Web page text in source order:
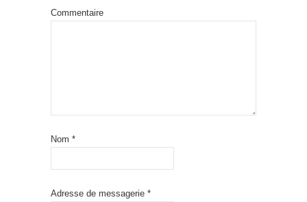
Commentaire
Nom *
Adresse de messagerie *